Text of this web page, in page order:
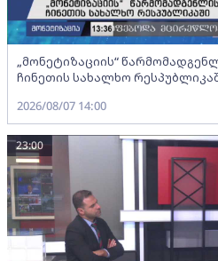
„მონეტიზაციის“
ჩინეთის სახალხო
2026/08/07 14:00
23:00